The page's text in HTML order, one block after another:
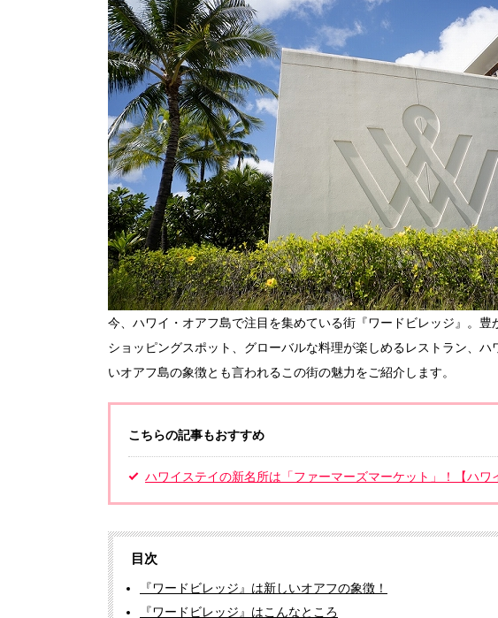
今、ハワイ・オアフ島で注目を集めている街『ワードビレッジ』。
ショッピングスポット、グローバルな料理が楽しめるレストラン、
いオアフ島の象徴とも言われるこの街の魅力をご紹介します。
こちらの記事もおすすめ
ハワイステイの新名所は「ファーマーズマーケット」！【ハワ
目次
『ワードビレッジ』は新しいオアフの象徴！
『ワードビレッジ』はこんなところ